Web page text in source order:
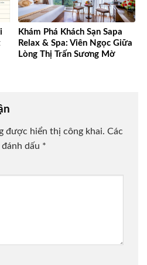
Khám Phá Khách Sạn Sapa
Relax & Spa: Viên Ngọc Giữa
Lòng Thị Trấn Sương Mờ
được hiển thị công khai. Các
dấu *